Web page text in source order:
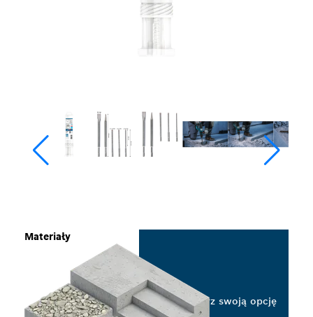
Materiały
Wybierz swoją opcję